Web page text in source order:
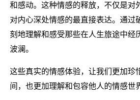
和感动。这种情感的释放，不仅是对
对内心深处情感的最直接表达。通过
刻地理解和感受那些在人生旅途中经
波澜。
这些真实的情感体验，让我们更加珍
间，也更加理解和包容他人的情感世